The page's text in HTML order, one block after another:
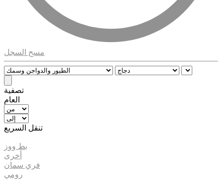
مسح السجل
تصفية
العام
تنقل السريع
بط ووز
أخرى
فري سمان
رومي